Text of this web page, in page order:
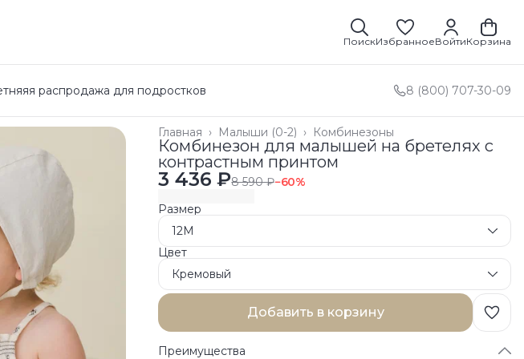
ПоискИзбранноеВойтиКорзина
распродажа для подростков 8 (800) 707-30-09
Комбинезоны
Малыши (0-2) ›
Главная ›
Комбинезон для малышей на бретелях с
контрастным принтом
3 436 ₽8 590 ₽−60%
Размер
12M
Цвет
Кремовый
Добавить в корзину
Преимущества